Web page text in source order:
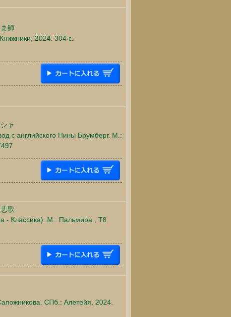
師
2024. 304 c.
ャ
с английского Нины Брумберг. М.:
歌
- Классика). М.: Пальмира , Т8
СПб.: Алетейя, 2024.